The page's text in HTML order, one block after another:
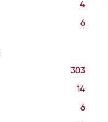
4
6
303
14
6